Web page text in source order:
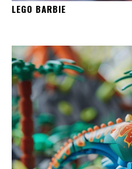
LEGO BARBIE